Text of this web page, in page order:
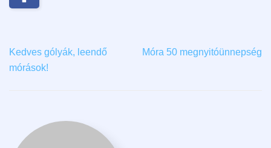
Kedves gólyák, leendő
mórások!
Móra 50 megnyitóünnepség